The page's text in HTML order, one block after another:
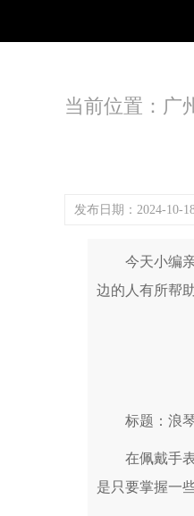
当前位置： 广
发布日期：2024-10-
今天小编亲
边的人有所帮
标题：浪琴
在佩戴手表
是只要掌握一